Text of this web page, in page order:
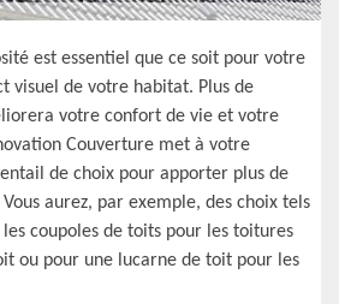
est essentiel que ce soit pour votre
visuel de votre habitat. Plus de
votre confort de vie et votre
Couverture met à votre
de choix pour apporter plus de
aurez, par exemple, des choix tels
coupoles de toits pour les toitures
ou pour une lucarne de toit pour les